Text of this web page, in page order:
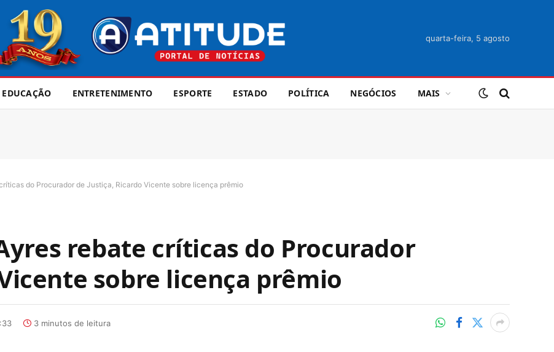
quarta-feira, 5 agosto
EDUCAÇÃO ENTRETENIMENTO ESPORTE ESTADO POLÍTICA NEGÓCIOS MAIS
do Procurador de Justiça, Ricardo Vicente sobre licença prêmio
rebate críticas do Procurador
sobre licença prêmio
3 minutos de leitura